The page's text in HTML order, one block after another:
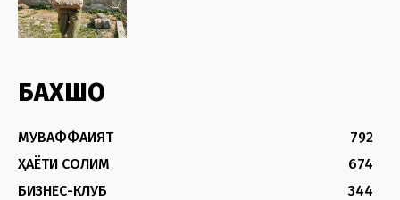
БАХШҲО
МУВАФФАҚИЯТ
792
ҲАЁТИ СОЛИМ
674
БИЗНЕС-КЛУБ
344